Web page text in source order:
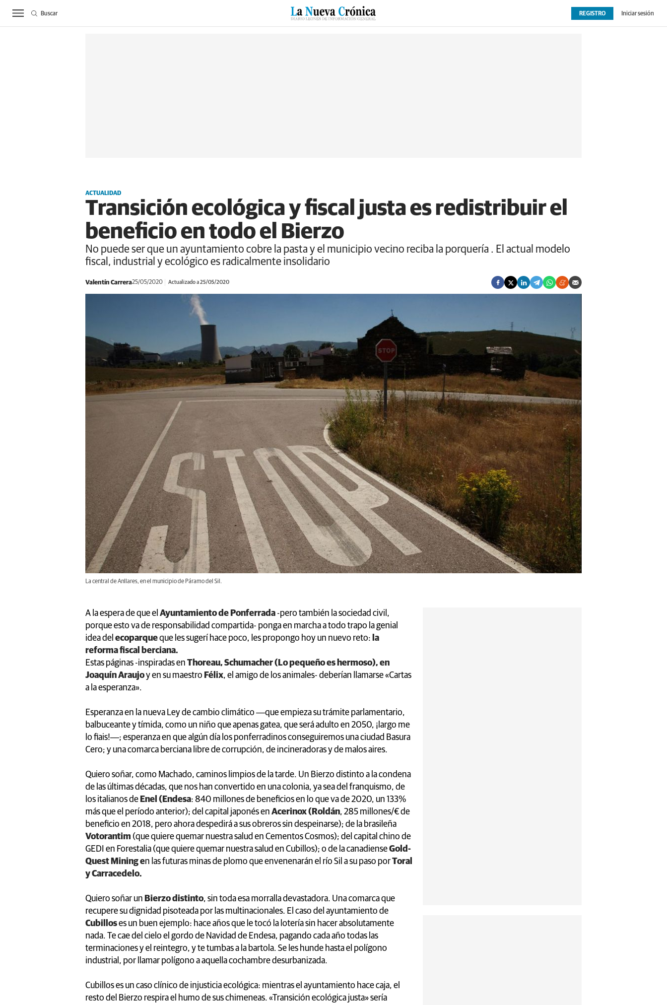
ACTUALIDAD BIERZO SUCESOS CULTURAS ESPECIALES DEPORTES OPINIÓN EXTRAS
REGISTRO Iniciar sesión
Buscar
ACTUALIDAD
Transición ecológica y fiscal justa es redistribuir el
beneficio en todo el Bierzo
No puede ser que un ayuntamiento cobre la pasta y el municipio vecino reciba la porquería . El actual modelo
fiscal, industrial y ecológico es radicalmente insolidario
Valentín Carrera25/05/2020 Actualizado a 25/05/2020
La central de Anllares, en el municipio de Páramo del Sil.
A la espera de que el Ayuntamiento de Ponferrada -pero también la sociedad civil,
porque esto va de responsabilidad compartida- ponga en marcha a todo trapo la genial
idea del ecoparqueque les sugerí hace poco, les propongo hoy un nuevo reto: la
reforma fiscal berciana.
Estas páginas -inspiradas en Thoreau, Schumacher (Lo pequeño es hermoso), en
Joaquín Araujoy en su maestro Félix, el amigo de los animales- deberían llamarse «Cartas
a la esperanza».
Esperanza en la nueva Ley de cambio climático ―que empieza su trámite parlamentario,
balbuceante y tímida, como un niño que apenas gatea, que será adulto en 2050, ¡largo me
lo fiais!―; esperanza en que algún día los ponferradinos conseguiremos una ciudad Basura
Cero; y una comarca berciana libre de corrupción, de incineradoras y de malos aires.
Quiero soñar, como Machado, caminos limpios de la tarde. Un Bierzo distinto a la condena
de las últimas décadas, que nos han convertido en una colonia, ya sea del franquismo, de
los italianos de Enel (Endesa: 840 millones de beneficios en lo que va de 2020, un 133%
más que el período anterior); del capital japonés en Acerinox (Roldán, 285 millones/€ de
beneficio en 2018, pero ahora despedirá a sus obreros sin despeinarse); de la brasileña
Votorantim (que quiere quemar nuestra salud en Cementos Cosmos); del capital chino de
GEDI en Forestalia (que quiere quemar nuestra salud en Cubillos); o de la canadienseGold-
Quest Mining en las futuras minas de plomo que envenenarán el río Sil a su paso porToral
y Carracedelo.
Quiero soñar un Bierzo distinto, sin toda esa morralla devastadora. Una comarca que
recupere su dignidad pisoteada por las multinacionales. El caso del ayuntamiento de
Cubilloses un buen ejemplo: hace años que le tocó la lotería sin hacer absolutamente
nada. Te cae del cielo el gordo de Navidad de Endesa, pagando cada año todas las
terminaciones y el reintegro, y te tumbas a la bartola. Se les hunde hasta el polígono
industrial, por llamar polígono a aquella cochambre desurbanizada.
Cubillos es un caso clínico de injusticia ecológica: mientras el ayuntamiento hace caja, el
resto del Bierzo respira el humo de sus chimeneas. «Transición ecológica justa» sería